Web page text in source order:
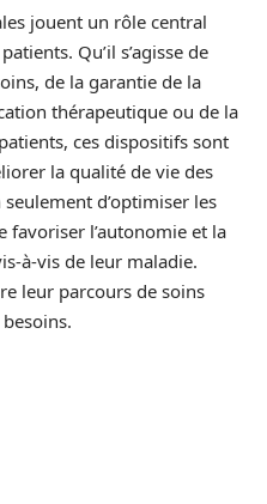
jouent un rôle central
Qu’il s’agisse de
de la garantie de la
thérapeutique ou de la
ces dispositifs sont
la qualité de vie des
d’optimiser les
favoriser l’autonomie et la
à-vis de leur maladie.
leur parcours de soins